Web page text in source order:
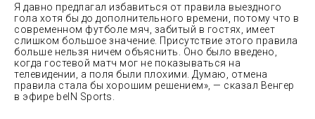
Я давно предлагал избавиться от правила выездного
гола хотя бы до дополнительного времени, потому что в
современном футболе мяч, забитый в гостях, имеет
слишком большое значение. Присутствие этого правила
больше нельзя ничем объяснить. Оно было введено,
когда гостевой матч мог не показываться на
телевидении, а поля были плохими. Думаю, отмена
правила стала бы хорошим решением», — сказал Венгер
в эфире beIN Sports.